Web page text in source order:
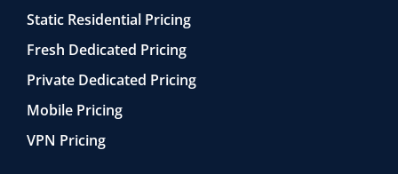
Static Residential Pricing
Fresh Dedicated Pricing
Private Dedicated Pricing
Mobile Pricing
VPN Pricing